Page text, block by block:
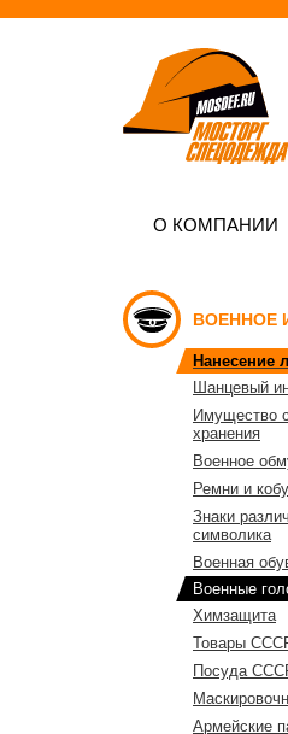
О КОМПАНИИ
ВОЕННОЕ
Нанесение
Шанцевый
Имущество
хранения
Военное
Ремни и
Знаки
символика
Военная
Военные
Химзащита
Товары
Посуда
Армейские